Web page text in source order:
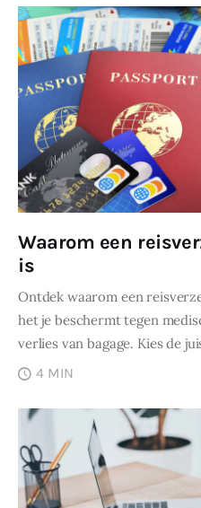
Waarom een
is
Ontdek waarom een
het je beschermt tegen
verlies van bagage. Kies de
4 MIN